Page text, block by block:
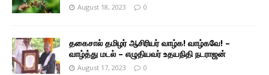
August 18, 2023 0
தகைசால் தமிழர் ஆசிரியர் வாழ்க! வாழ்கவே! –
வாழ்த்து மடல் – எழுதியவர் உதயநிதி நடராஜன்
August 17, 2023 0